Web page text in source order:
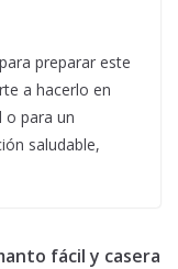
preparar este
a hacerlo en
o para un
saludable,
fácil y casera